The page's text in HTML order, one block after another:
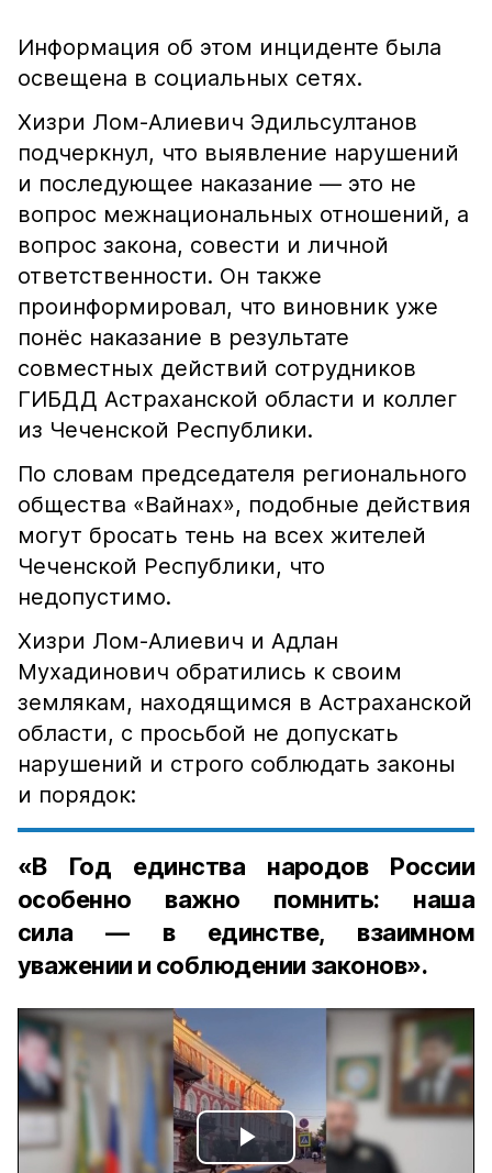
Информация об этом инциденте была
освещена в социальных сетях.
Хизри Лом-Алиевич Эдильсултанов
подчеркнул, что выявление нарушений
и последующее наказание — это не
вопрос межнациональных отношений, а
вопрос закона, совести и личной
ответственности. Он также
проинформировал, что виновник уже
понёс наказание в результате
совместных действий сотрудников
ГИБДД Астраханской области и коллег
из Чеченской Республики.
По словам председателя регионального
общества «Вайнах», подобные действия
могут бросать тень на всех жителей
Чеченской Республики, что
недопустимо.
Хизри Лом-Алиевич и Адлан
Мухадинович обратились к своим
землякам, находящимся в Астраханской
области, с просьбой не допускать
нарушений и строго соблюдать законы
и порядок:
«В Год единства народов России
особенно важно помнить: наша
сила — в единстве, взаимном
уважении и соблюдении законов».
Play